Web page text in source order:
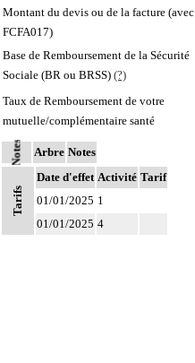
Montant du devis ou de la facture (avec
FCFA017)
Base de Remboursement de la Sécurité
Sociale (BR ou BRSS) (?)
Taux de Remboursement de votre
mutuelle/complémentaire santé
Notes Arbre Notes
Tarifs
Date d'effet Activité Tarif
01/01/2025 1
01/01/2025 4